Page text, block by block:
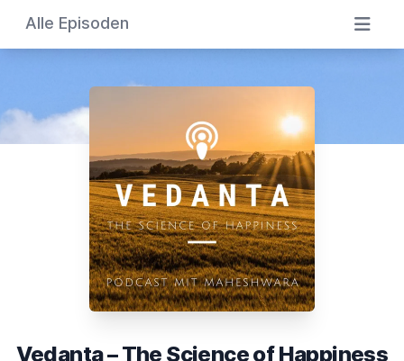
Alle Episoden
Vedanta – The Science of Happiness